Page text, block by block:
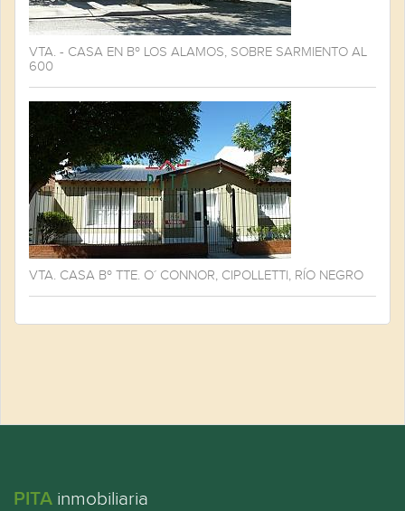
VTA. - CASA EN Bº LOS ALAMOS, SOBRE SARMIENTO AL
600
VTA. CASA Bº TTE. O´ CONNOR, CIPOLLETTI, RÍO NEGRO
PITA inmobiliaria